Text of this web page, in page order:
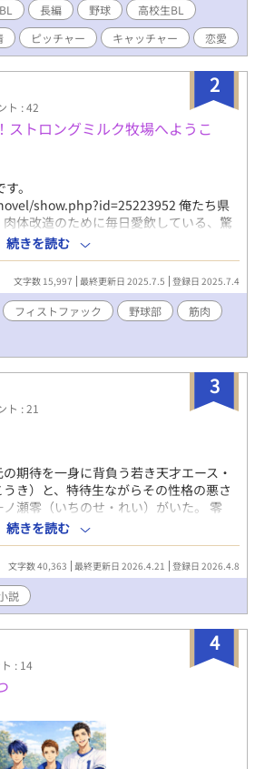
BL 長編 野球
高校生BL
ピッチャー キャッチャー 恋愛
2
ト : 42
ストロングミルク牧場へようこ
。
show.php?id=25223952 俺たち県
体改造のために毎日愛飲している、驚
ミルク』。 その力の秘密を探るため、
生産牧場へと、社会科見学にやってき
、熊みてえな体格のマッチョな牧場主。
んでいたのは、俺たちの憧れそのも
れた、たくましい『雄牛』たちだっ
前で始まったのは、常識がぶっ壊れる
うするともっと出るんだよォッ！」 牧
雄牛のケツの穴に、躊躇なくズッッッ
「ん”ぎゃあああッ！びぐッ！い”ぐぅぅ
渡るのは、苦痛の悲鳴じゃない。 灼熱
る、濁点まじりの喘ぎ声！ 最高のミル
れる…！ やがて俺も、顔中ミルクまみ
とに…。 汗と筋肉と、濃厚なミルクに
！ 俺たちの未来は、もしかしたらこの
い――！
続きを読む
文字数 15,997 最終更新日 2025.7.5 登録日 2025.7.4
フィストファック 野球部
筋肉
3
ト : 21
期待を一身に背負う若き天才エース・
き）と、特待生ながらその性格の悪さ
瀬零（いちのせ・れい）がいた。 零
・透の陰で、「手のかからない、完璧
の愛がすべて病弱な弟に注がれる家庭
能だけが自分の存在証明だった。それゆ
外には価値のない欠陥品」だと信じ込
を作っている。 練習中、零は昂輝の投
ん野球だ」と容赦ない毒舌を浴びせ
を非難する中、昂輝だけは零の冷徹な
づき、彼を自分の専属捕手として指名
せ れい） / 捕手 天才的なフレーミング
。病弱な弟・透（とおる）への複雑な
「闇」を抱えている。自分を「誰から
信じている。 高峰 昂輝（たかみね こ
息子で、誰もが憧れるスター投手。爽や
ノ瀬 透（いちのせ とおる） / 弟 重度の
続きを読む
文字数 40,363 最終更新日 2026.4.21 登録日 2026.4.8
説
4
: 14